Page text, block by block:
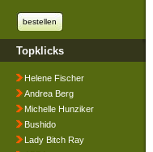
Topklicks
Helene Fischer
Andrea Berg
Michelle Hunziker
Bushido
Lady Bitch Ray